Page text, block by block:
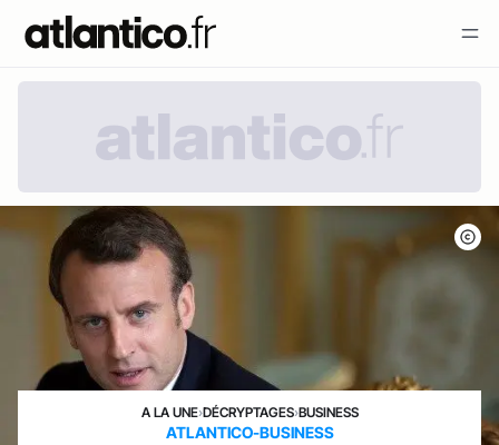
A LA UNE›DÉCRYPTAGES›BUSINESS
ATLANTICO-BUSINESS